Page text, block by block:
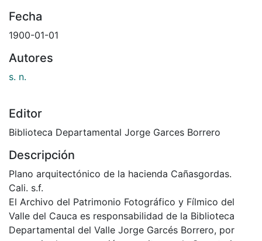
Fecha
1900-01-01
Autores
s. n.
Editor
Biblioteca Departamental Jorge Garces Borrero
Descripción
Plano arquitectónico de la hacienda Cañasgordas.
Cali. s.f.
El Archivo del Patrimonio Fotográfico y Fílmico del
Valle del Cauca es responsabilidad de la Biblioteca
Departamental del Valle Jorge Garcés Borrero, por